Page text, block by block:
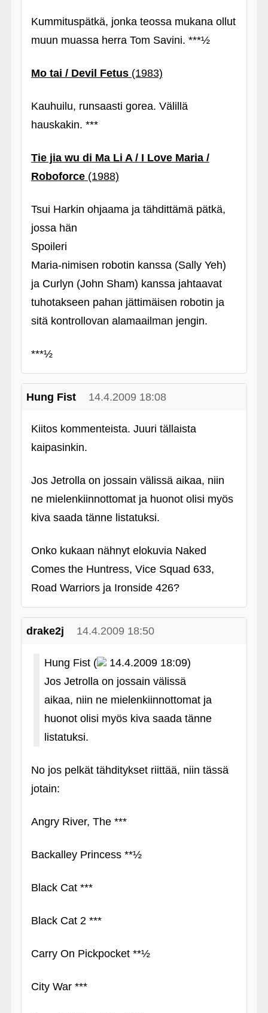
Kummituspätkä, jonka teossa mukana ollut
muun muassa herra Tom Savini. ***½
Mo tai / Devil Fetus(1983)
Kauhuilu, runsaasti gorea. Välillä
hauskakin. ***
Tie jia wu di Ma Li A / I Love Maria /
Roboforce(1988)
Tsui Harkin ohjaama ja tähdittämä pätkä,
jossa hän
Spoileri
Maria-nimisen robotin kanssa (Sally Yeh)
ja Curlyn (John Sham) kanssa jahtaavat
tuhotakseen pahan jättimäisen robotin ja
sitä kontrollovan alamaailman jengin.
***½
Hung Fist 14.4.2009 18:08
Kiitos kommenteista. Juuri tällaista
kaipasinkin.
Jos Jetrolla on jossain välissä aikaa, niin
ne mielenkiinnottomat ja huonot olisi myös
kiva saada tänne listatuksi.
Onko kukaan nähnyt elokuvia Naked
Comes the Huntress, Vice Squad 633,
Road Warriors ja Ironside 426?
drake2j 14.4.2009 18:50
Hung Fist (
14.4.2009 18:09)
Jos Jetrolla on jossain välissä
aikaa, niin ne mielenkiinnottomat ja
huonot olisi myös kiva saada tänne
listatuksi.
No jos pelkät tähditykset riittää, niin tässä
jotain:
Angry River, The ***
Backalley Princess **½
Black Cat ***
Black Cat 2 ***
Carry On Pickpocket **½
City War ***